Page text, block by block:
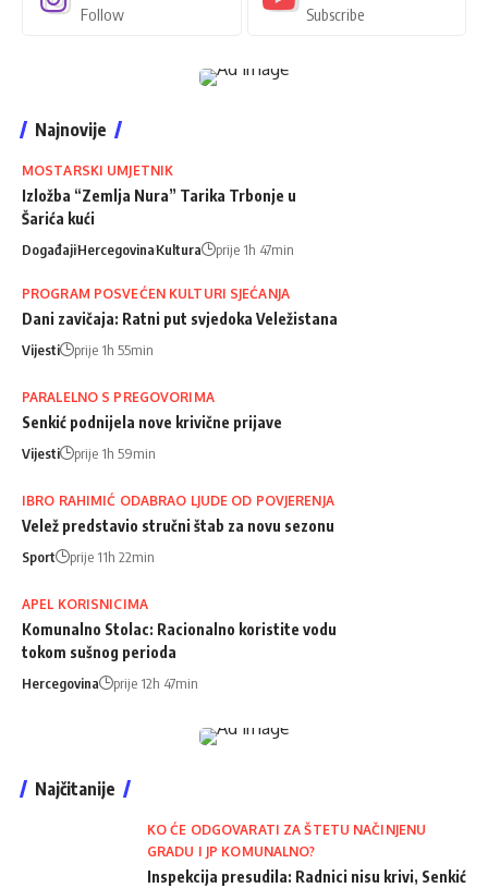
Follow Subscribe
Najnovije
MOSTARSKI UMJETNIK
Izložba “Zemlja Nura” Tarika Trbonje u
Šarića kući
DogađajiHercegovinaKultura prije 1h 47min
PROGRAM POSVEĆEN KULTURI SJEĆANJA
Dani zavičaja: Ratni put svjedoka Veležistana
Vijesti prije 1h 55min
PARALELNO S PREGOVORIMA
Senkić podnijela nove krivične prijave
Vijesti prije 1h 59min
IBRO RAHIMIĆ ODABRAO LJUDE OD POVJERENJA
Velež predstavio stručni štab za novu sezonu
Sport prije 11h 22min
APEL KORISNICIMA
Komunalno Stolac: Racionalno koristite vodu
tokom sušnog perioda
Hercegovina prije 12h 47min
Najčitanije
KO ĆE ODGOVARATI ZA ŠTETU NAČINJENU
GRADU I JP KOMUNALNO?
Inspekcija presudila: Radnici nisu krivi, Senkić